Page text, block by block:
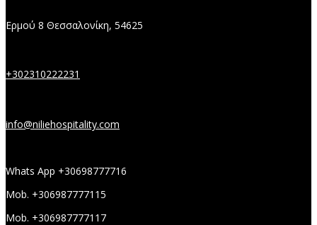
Ερμού 8 Θεσσαλονίκη, 54625
+302310222231
info@niliehospitality.com
Whats App +30698777716
Mob. +306987777115
Mob. +306987777117